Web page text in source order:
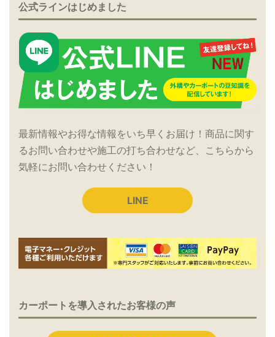
公式ラインはじめました
最新情報やお得な情報をいち早くお届け！商品に関す
るお問い合わせや施工の打ち合わせなど、こちらから
気軽にお問い合わせください！
LINE
カーポートを導入されたお客様の声